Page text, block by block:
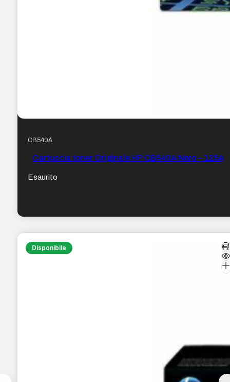
CB540A
Cartuccia toner Originale HP CB540A Nero – 125A
Esaurito
Disponibile